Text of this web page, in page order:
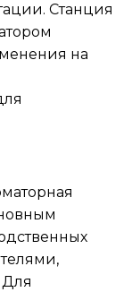
Станция
на
Для